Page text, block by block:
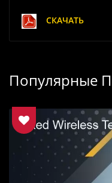
СКАЧАТЬ
Популярные